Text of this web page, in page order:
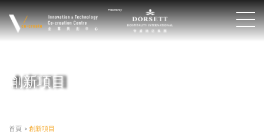
創新項目
首頁 > 創新項目